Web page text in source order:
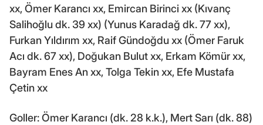
xx, Ömer Karancı xx, Emircan Birinci xx (Kıvanç
Salihoğlu dk. 39 xx) (Yunus Karadağ dk. 77 xx),
Furkan Yıldırım xx, Raif Gündoğdu xx (Ömer Faruk
Acı dk. 67 xx), Doğukan Bulut xx, Erkam Kömür xx,
Bayram Enes An xx, Tolga Tekin xx, Efe Mustafa
Çetin xx
Goller: Ömer Karancı (dk. 28 k.k.), Mert Sarı (dk. 88)